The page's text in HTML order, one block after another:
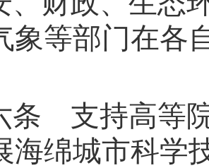
象等部门在各
条 支持高等
海绵城市科学